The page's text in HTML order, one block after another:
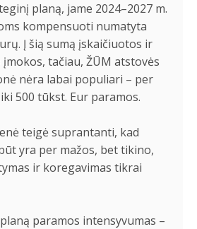
planą, jame 2024–2027 m.
kompensuoti numatyta
Į šią sumą įskaičiuotos ir
tačiau, ŽŪM atstovės
nėra labai populiari – per
500 tūkst. Eur paramos.
teigė suprantanti, kad
yra per mažos, bet tikino,
ir koregavimas tikrai
paramos intensyvumas –